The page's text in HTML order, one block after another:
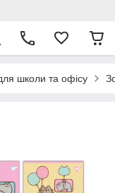
школи та офісу